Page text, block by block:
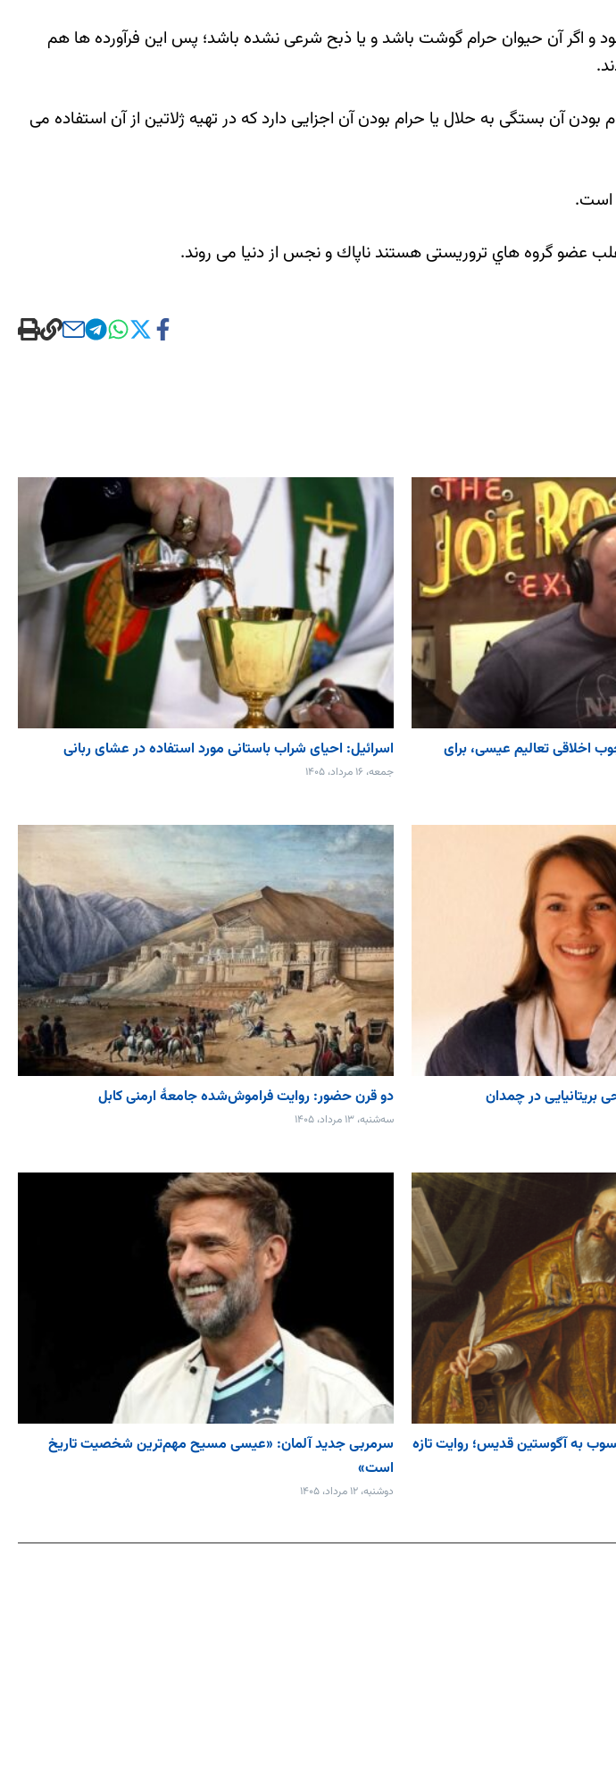
و اگر آن حیوان حرام گوشت باشد و یا ذبح شرعی نشده باشد؛ پس این فرآورده ها هم
بودن آن بستگی به حلال یا حرام بودن آن اجزایی دارد که در تهیه ژلاتین از آن استفاده می
است.
عضو گروه هاي تروريستی هستند ناپاك و نجس از دنيا می روند.
اخلاقی تعالیم عیسی، برای
اسرائیل: احیای شراب باستانی مورد استفاده در عشای ربانی
جمعه، ۱۶ مرداد، ۱۴۰۵
در چمدان دو قرن حضور: روایت فراموش‌شده جامعۀ ارمنی کابل
سه‌شنبه، ۱۳ مرداد، ۱۴۰۵
به آگوستین قدیس؛ روایت تازه
سرمربی جدید آلمان: «عیسی مسیح مهم‌ترین شخصیت تاریخ
است»
دوشنبه، ۱۲ مرداد، ۱۴۰۵